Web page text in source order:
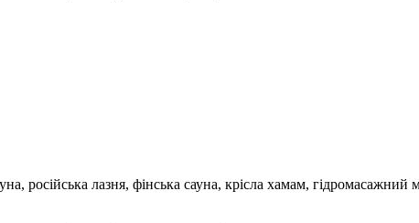
російська лазня, фінська сауна, крісла хамам,